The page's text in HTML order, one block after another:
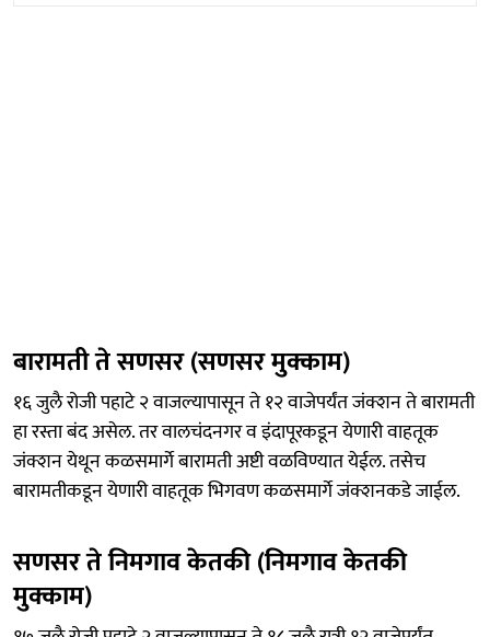
बारामती ते सणसर (सणसर मुक्काम)
१६ जुलै रोजी पहाटे २ वाजल्यापासून ते १२ वाजेपर्यंत जंक्शन ते बारामती
हा रस्ता बंद असेल. तर वालचंदनगर व इंदापूरकडून येणारी वाहतूक
जंक्शन येथून कळसमार्गे बारामती अष्टी वळविण्यात येईल. तसेच
बारामतीकडून येणारी वाहतूक भिगवण कळसमार्गे जंक्शनकडे जाईल.
सणसर ते निमगाव केतकी (निमगाव केतकी
मुक्काम)